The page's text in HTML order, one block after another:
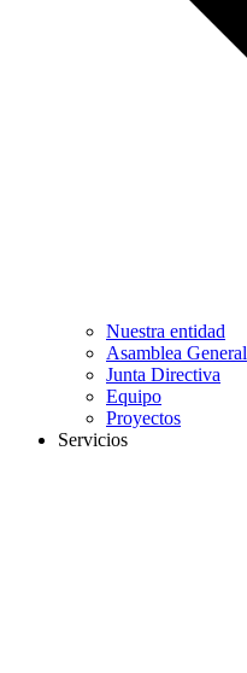
Nuestra entidad
Asamblea General
Junta Directiva
Equipo
Proyectos
Servicios